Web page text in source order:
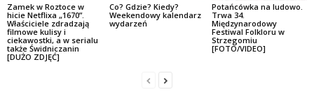
Zamek w Roztoce w
hicie Netflixa „1670”.
Właściciele zdradzają
filmowe kulisy i
ciekawostki, a w serialu
także Świdniczanin
[DUŻO ZDJĘĆ]
Co? Gdzie? Kiedy?
Weekendowy kalendarz
wydarzeń
Potańcówka na ludowo.
Trwa 34.
Międzynarodowy
Festiwal Folkloru w
Strzegomiu
[FOTO/VIDEO]